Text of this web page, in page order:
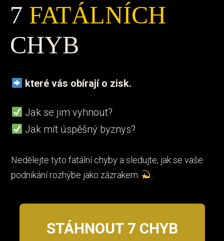
7 FATÁLNÍCH
CHYB
které vás obírají o zisk.
Jak se jim vyhnout?
Jak mít úspěšný byznys?
Nedělejte tyto fatální chyby a sledujte, jak se vaše
podnikání rozhýbe jako zázrakem
STÁHNOUT 7 CHYB